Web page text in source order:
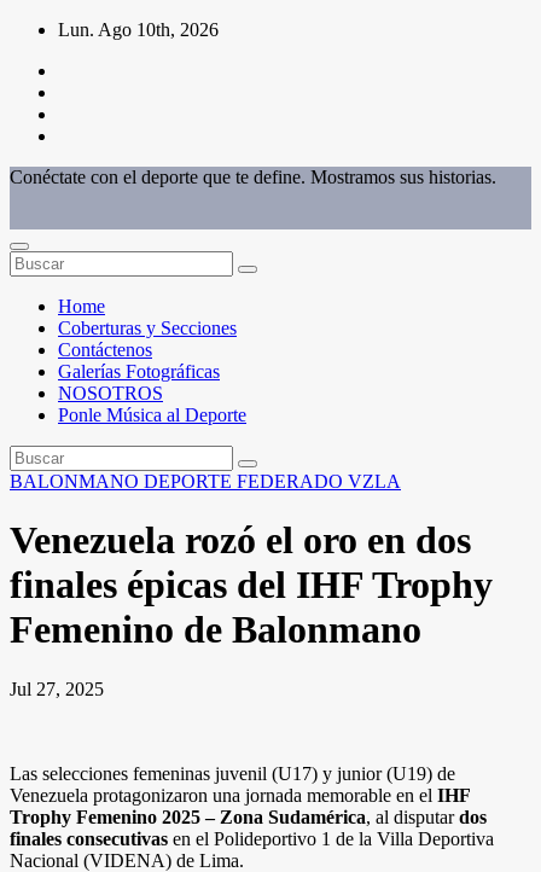
Saltar
contenido
Lun. Ago 10th, 2026
Conéctate con el deporte que te define. Mostramos sus historias.
Home
Coberturas y Secciones
Contáctenos
Galerías Fotográficas
NOSOTROS
Ponle Música al Deporte
BALONMANO DEPORTE FEDERADO VZLA
Venezuela rozó el oro en dos
finales épicas del IHF Trophy
Femenino de Balonmano
Jul 27, 2025
Las selecciones femeninas juvenil (U17) y junior (U19) de
Venezuela protagonizaron una jornada memorable en el IHF
Trophy Femenino 2025 – Zona Sudamérica, al disputardos
finales consecutivas en el Polideportivo 1 de la Villa Deportiva
Nacional (VIDENA) de Lima.